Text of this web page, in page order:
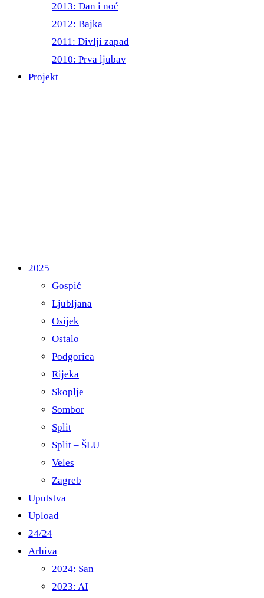
2013: Dan i noć
2012: Bajka
2011: Divlji zapad
2010: Prva ljubav
Projekt
2025
Gospić
Ljubljana
Osijek
Ostalo
Podgorica
Rijeka
Skoplje
Sombor
Split
Split – ŠLU
Veles
Zagreb
Uputstva
Upload
24/24
Arhiva
2024: San
2023: AI